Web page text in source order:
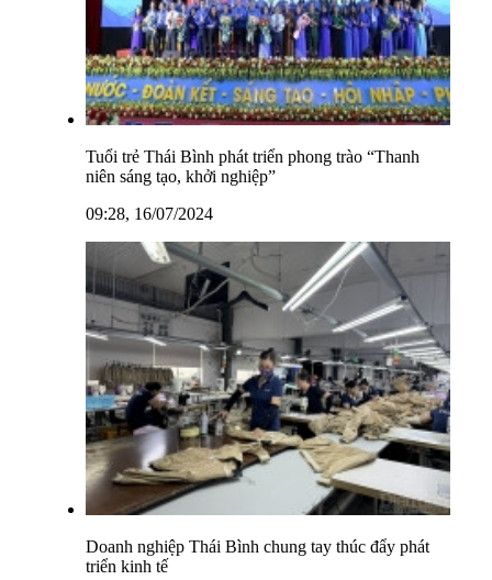
Tuổi trẻ Thái Bình phát triển phong trào “Thanh
niên sáng tạo, khởi nghiệp”
09:28, 16/07/2024
Doanh nghiệp Thái Bình chung tay thúc đẩy phát
triển kinh tế